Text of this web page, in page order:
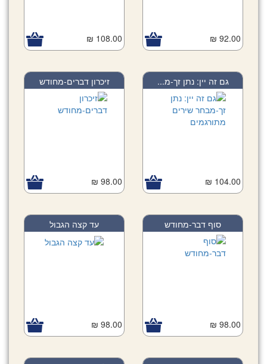
92.00 ₪
108.00 ₪
גם זה יין: נתן זך-מ...
104.00 ₪
זיכרון דברים-מחודש
98.00 ₪
סוף דבר-מחודש
98.00 ₪
עד קצה הגבול
98.00 ₪